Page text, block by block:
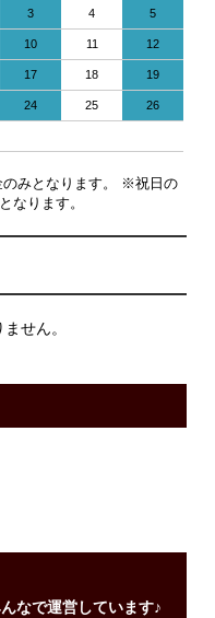
3 4 5
10 11 12
17 18 19
24 25 26
のみとなります。 ※祝日の
なります。
せん。
なで運営しています♪